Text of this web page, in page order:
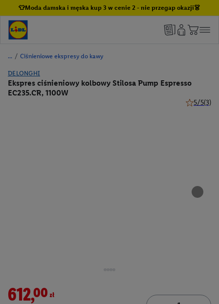
👕Moda damska i męska kup 3 w cenie 2 - nie przegap okazji👗
/ Ciśnieniowe ekspresy do kawy
DELONGHI
Ekspres ciśnieniowy kolbowy Stilosa Pump Espresso
EC235.CR, 1100W
5/5(3)
612,00zł